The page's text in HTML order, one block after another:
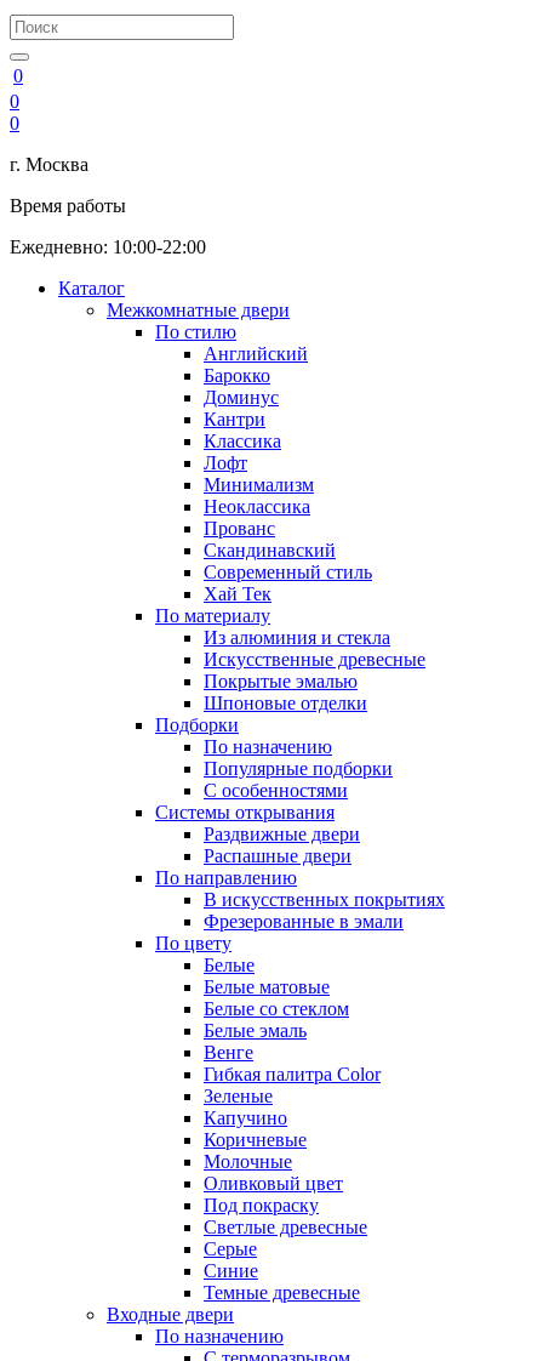
0
0
0
г. Москва
Время работы
Ежедневно: 10:00-22:00
Каталог
Межкомнатные двери
По стилю
Английский
Барокко
Доминус
Кантри
Классика
Лофт
Минимализм
Неоклассика
Прованс
Скандинавский
Современный стиль
Хай Тек
По материалу
Из алюминия и стекла
Искусственные древесные
Покрытые эмалью
Шпоновые отделки
Подборки
По назначению
Популярные подборки
С особенностями
Системы открывания
Раздвижные двери
Распашные двери
По направлению
В искусственных покрытиях
Фрезерованные в эмали
По цвету
Белые
Белые матовые
Белые со стеклом
Белые эмаль
Венге
Гибкая палитра Color
Зеленые
Капучино
Коричневые
Молочные
Оливковый цвет
Под покраску
Светлые древесные
Серые
Синие
Темные древесные
Входные двери
По назначению